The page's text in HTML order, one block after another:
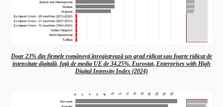
Doar 23% din firmele românești înregistrează un grad ridicat sau foarte ridicat de
intensitate digitală, față de media UE de 34.25%. Eurostat, Enterprises with High
Digital Intensity Index (2024)